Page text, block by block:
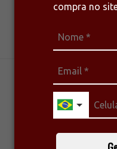
compra no
CURIOSIDADES
VINHO